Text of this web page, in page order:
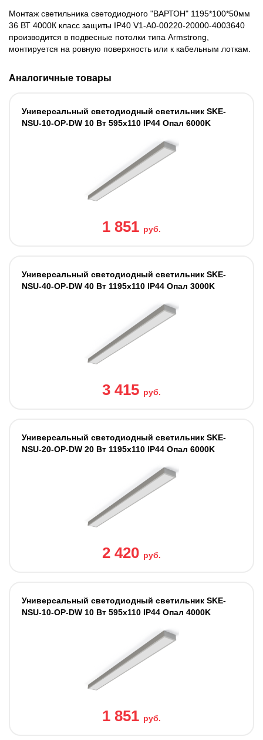
Монтаж светильника светодиодного "ВАРТОН" 1195*100*50мм
36 ВТ 4000К класс защиты IP40 V1-A0-00220-20000-4003640
производится в подвесные потолки типа Armstrong,
монтируется на ровную поверхность или к кабельным лоткам.
Аналогичные товары
Универсальный светодиодный светильник SKE-
NSU-10-OP-DW 10 Вт 595x110 IP44 Опал 6000K
1 851 руб.
Универсальный светодиодный светильник SKE-
NSU-40-OP-DW 40 Вт 1195x110 IP44 Опал 3000K
3 415 руб.
Универсальный светодиодный светильник SKE-
NSU-20-OP-DW 20 Вт 1195x110 IP44 Опал 6000K
2 420 руб.
Универсальный светодиодный светильник SKE-
NSU-10-OP-DW 10 Вт 595x110 IP44 Опал 4000K
1 851 руб.